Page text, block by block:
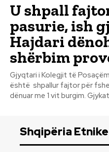
U shpall
pasurie, ish
Hajdari
shërbim
Gjyqtari i Kolegjit të
është shpallur fajtor për
dënuar me 1 vit burgim.
Shqipëria Etnike